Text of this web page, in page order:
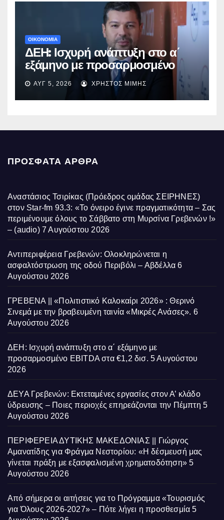
ΟΙΚΟΝΟΜΙΑ
ΔΕΗ: Ισχυρή ανάπτυξη στο α΄
εξάμηνο με προσαρμοσμένο
EBITDA στα €1,2 δισ.
ΑΥΓ 5, 2026 ΧΡΉΣΤΟΣ ΜΊΜΗΣ
ΠΡΌΣΦΑΤΑ ΆΡΘΡΑ
Αναστάσιος Τσιρίκας (Πρόεδρος ομάδας ΣΕΙΡΗΝΕΣ)
στον Star-fm 93.3: «Το όνειρο έγινε πραγματικότητα – Σας
περιμένουμε όλους το Σάββατο στη Μυρσίνα Γρεβενών !»
– (audio) 7 Αυγούστου 2026
Αντιπεριφέρεια Γρεβενών: Ολοκληρώνεται η
ασφαλτόστρωση της οδού Περιβόλι – Αβδέλλα 6
Αυγούστου 2026
ΓΡΕΒΕΝΑ || «Πολιτιστικό Καλοκαίρι 2026» : Θερινό
Σινεμά με την βραβευμένη ταινία «Μικρές Ανάσες». 6
Αυγούστου 2026
ΔΕΗ: Ισχυρή ανάπτυξη στο α΄ εξάμηνο με
προσαρμοσμένο EBITDA στα €1,2 δισ. 5 Αυγούστου
2026
ΔΕΥΑ Γρεβενών: Εκτεταμένες εργασίες στον Α’ κλάδο
ύδρευσης – Ποιες περιοχές επηρεάζονται την Πέμπτη 5
Αυγούστου 2026
ΠΕΡΙΦΕΡΕΙΑ ΔΥΤΙΚΗΣ ΜΑΚΕΔΟΝΙΑΣ || Γιώργος
Αμανατίδης για Φράγμα Νεστορίου: «Η δέσμευσή μας
γίνεται πράξη με εξασφαλισμένη χρηματοδότηση» 5
Αυγούστου 2026
Από σήμερα οι αιτήσεις για το Πρόγραμμα «Τουρισμός
για Όλους 2026-2027» – Πότε λήγει η προσθεσμία 5